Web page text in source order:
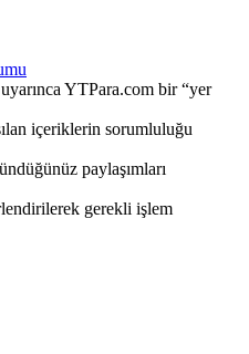
YTPara.com bir “yer
içeriklerin sorumluluğu
paylaşımları
gerekli işlem